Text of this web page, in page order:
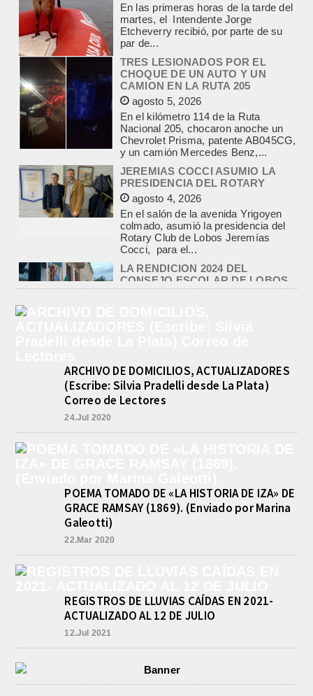
En las primeras horas de la tarde del
martes, el Intendente Jorge
Etcheverry recibió, por parte de su
par de...
TRES LESIONADOS POR EL
CHOQUE DE UN AUTO Y UN
CAMION EN LA RUTA 205
agosto 5, 2026
En el kilómetro 114 de la Ruta
Nacional 205, chocaron anoche un
Chevrolet Prisma, patente AB045CG,
y un camión Mercedes Benz,...
JEREMIAS COCCI ASUMIO LA
PRESIDENCIA DEL ROTARY
agosto 4, 2026
En el salón de la avenida Yrigoyen
colmado, asumió la presidencia del
Rotary Club de Lobos Jeremías
Cocci, para el...
LA RENDICION 2024 DEL
CONSEJO ESCOLAR DE LOBOS
APROBADA POR EL TRIBUNAL
correspondiente al Ejercicio 2024,...
PRE-FEDERAL MASCULINO DE
BASQUET EN CADETES:
se...
ARCHIVO DE DOMICILIOS, ACTUALIZADORES
(Escribe: Silvia Pradelli desde La Plata)
Correo de Lectores
24.Jul 2020
POEMA TOMADO DE «LA HISTORIA DE IZA» DE
GRACE RAMSAY (1869). (Enviado por Marina
Galeotti)
22.Mar 2020
REGISTROS DE LLUVIAS CAÍDAS EN 2021-
ACTUALIZADO AL 12 DE JULIO
12.Jul 2021